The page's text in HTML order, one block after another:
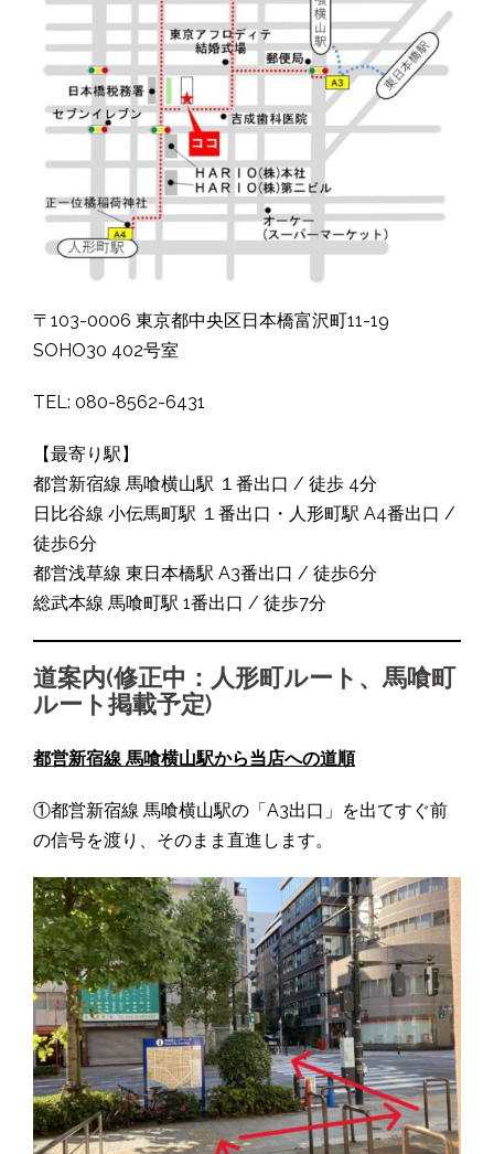
〒103-0006 東京都中央区日本橋富沢町11-19
SOHO30 402号室
TEL: 080-8562-6431
【最寄り駅】
都営新宿線 馬喰横山駅 １番出口 / 徒歩 4分
日比谷線 小伝馬町駅 １番出口・人形町駅 A4番出口 /
徒歩6分
都営浅草線 東日本橋駅 A3番出口 / 徒歩6分
総武本線 馬喰町駅 1番出口 / 徒歩7分
道案内(修正中：人形町ルート、馬喰町
ルート掲載予定)
都営新宿線 馬喰横山駅から当店への道順
①都営新宿線 馬喰横山駅の「A3出口」を出てすぐ前
の信号を渡り、そのまま直進します。